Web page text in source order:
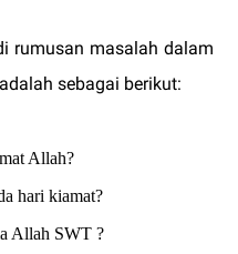
rumusan masalah dalam
sebagai berikut:
Allah?
hari kiamat?
Allah SWT ?